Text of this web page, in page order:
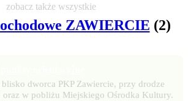
zobacz także wszystkie
ZAWIERCIE (2)
dworca PKP Zawiercie, przy drodze
w pobliżu Miejskiego Ośrodka Kultury.